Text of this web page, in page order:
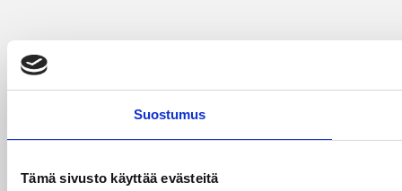
Suostumus
Tämä sivusto käyttää evästeitä